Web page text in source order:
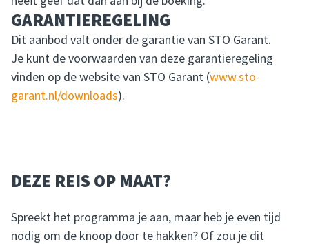
GARANTIEREGELING
Dit aanbod valt onder de garantie van STO Garant.
Je kunt de voorwaarden van deze garantieregeling
vinden op de website van STO Garant (www.sto-
garant.nl/downloads).
DEZE REIS OP MAAT?
Spreekt het programma je aan, maar heb je even tijd
nodig om de knoop door te hakken? Of zou je dit